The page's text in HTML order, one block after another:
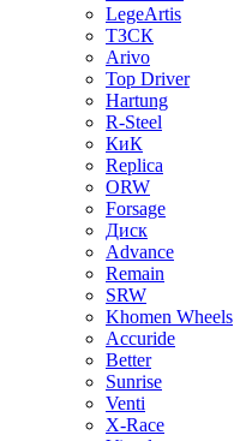
LegeArtis
ТЗСК
Arivo
Top Driver
Hartung
R-Steel
КиК
Replica
ORW
Forsage
Диск
Advance
Remain
SRW
Khomen Wheels
Accuride
Better
Sunrise
Venti
X-Race